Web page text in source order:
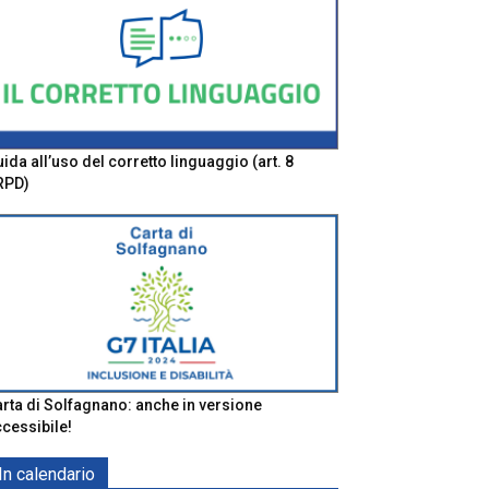
all’uso del corretto linguaggio (art. 8
di Solfagnano: anche in versione
In calendario